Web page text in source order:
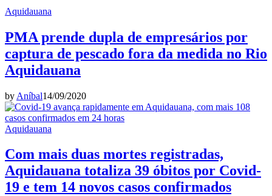
Aquidauana
PMA prende dupla de empresários por
captura de pescado fora da medida no Rio
Aquidauana
by Aníbal14/09/2020
Aquidauana
Com mais duas mortes registradas,
Aquidauana totaliza 39 óbitos por Covid-
19 e tem 14 novos casos confirmados